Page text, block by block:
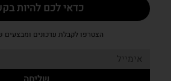
כדאי לכם להיות
הצטרפו לקבלת עדכונים ומבצעים